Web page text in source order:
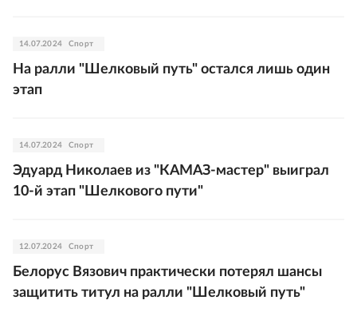
14.07.2024 Спорт
На ралли "Шелковый путь" остался лишь один
этап
14.07.2024 Спорт
Эдуард Николаев из "КАМАЗ-мастер" выиграл
10-й этап "Шелкового пути"
12.07.2024 Спорт
Белорус Вязович практически потерял шансы
защитить титул на ралли "Шелковый путь"